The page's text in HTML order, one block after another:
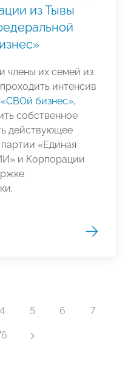
из Тывы
члены их семей из
интенсив
«СВОй бизнес»,
собственное
действующее
«Единая
и Корпорации
4 5 6 7